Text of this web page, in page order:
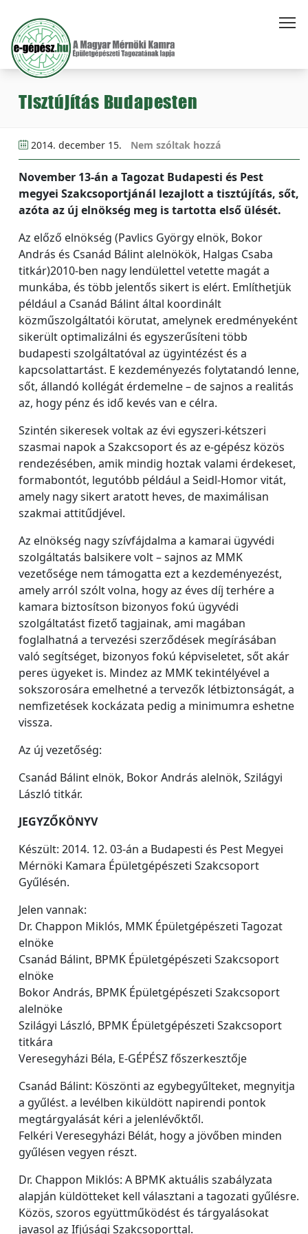
Tisztújítás Budapesten
2014. december 15. Nem szóltak hozzá
November 13-án a Tagozat Budapesti és Pest
megyei Szakcsoportjánál lezajlott a tisztújítás, sőt,
azóta az új elnökség meg is tartotta első ülését.
Az előző elnökség (Pavlics György elnök, Bokor
András és Csanád Bálint alelnökök, Halgas Csaba
titkár)2010-ben nagy lendülettel vetette magát a
munkába, és több jelentős sikert is elért. Említhetjük
például a Csanád Bálint által koordinált
közműszolgáltatói körutat, amelynek eredményeként
sikerült optimalizálni és egyszerűsíteni több
budapesti szolgáltatóval az ügyintézést és a
kapcsolattartást. E kezdeményezés folytatandó lenne,
sőt, állandó kollégát érdemelne – de sajnos a realitás
az, hogy pénz és idő kevés van e célra.
Szintén sikeresek voltak az évi egyszeri-kétszeri
szasmai napok a Szakcsoport és az e-gépész közös
rendezésében, amik mindig hoztak valami érdekeset,
formabontót, legutóbb például a Seidl-Homor vitát,
amely nagy sikert aratott heves, de maximálisan
szakmai attitűdjével.
Az elnökség nagy szívfájdalma a kamarai ügyvédi
szolgáltatás balsikere volt – sajnos az MMK
vezetősége nem támogatta ezt a kezdeményezést,
amely arról szólt volna, hogy az éves díj terhére a
kamara biztosítson bizonyos fokú ügyvédi
szolgáltatást fizető tagjainak, ami magában
foglalhatná a tervezési szerződések megírásában
való segítséget, bizonyos fokú képviseletet, sőt akár
peres ügyeket is. Mindez az MMK tekintélyével a
sokszorosára emelhetné a tervezők létbiztonságát, a
nemfizetések kockázata pedig a minimumra eshetne
vissza.
Az új vezetőség:
Csanád Bálint elnök, Bokor András alelnök, Szilágyi
László titkár.
JEGYZŐKÖNYV
Készült: 2014. 12. 03-án a Budapesti és Pest Megyei
Mérnöki Kamara Épületgépészeti Szakcsoport
Gyűlésén.
Jelen vannak:
Dr. Chappon Miklós, MMK Épületgépészeti Tagozat
elnöke
Csanád Bálint, BPMK Épületgépészeti Szakcsoport
elnöke
Bokor András, BPMK Épületgépészeti Szakcsoport
alelnöke
Szilágyi László, BPMK Épületgépészeti Szakcsoport
titkára
Veresegyházi Béla, E-GÉPÉSZ főszerkesztője
Csanád Bálint: Köszönti az egybegyűlteket, megnyitja
a gyűlést. a levélben kiküldött napirendi pontok
megtárgyalását kéri a jelenlévőktől.
Felkéri Veresegyházi Bélát, hogy a jövőben minden
gyűlésen vegyen részt.
Dr. Chappon Miklós: A BPMK aktuális szabályzata
alapján küldötteket kell választani a tagozati gyűlésre.
Közös, szoros együttműködést és tárgyalásokat
javasol az Ifjúsági Szakcsoporttal.